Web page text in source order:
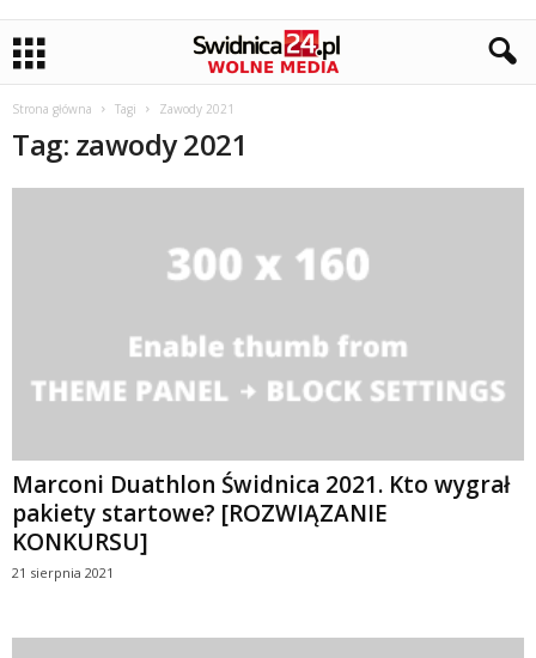
Strona główna Tagi Zawody 2021
Tag: zawody 2021
Marconi Duathlon Świdnica 2021. Kto wygrał
pakiety startowe? [ROZWIĄZANIE
KONKURSU]
21 sierpnia 2021